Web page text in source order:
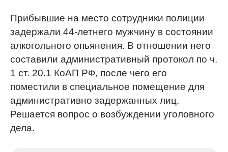
Прибывшие на место сотрудники полиции
задержали 44-летнего мужчину в состоянии
алкогольного опьянения. В отношении него
составили административный протокол по ч.
1 ст. 20.1 КоАП РФ, после чего его
поместили в специальное помещение для
административно задержанных лиц.
Решается вопрос о возбуждении уголовного
дела.